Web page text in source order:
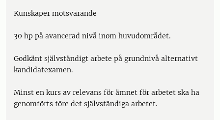
Kunskaper motsvarande
30 hp på avancerad nivå inom huvudområdet.
Godkänt självständigt arbete på grundnivå alternativt
kandidatexamen.
Minst en kurs av relevans för ämnet för arbetet ska ha
genomförts före det självständiga arbetet.